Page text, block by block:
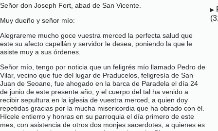
Señor don Joseph Fort, abad de San Vicente.
Muy dueño y señor mío:
Alegrareme mucho goce vuestra merced la perfecta salud que
este su afecto capellán y servidor le desea, poniendo la que le
asiste muy a sus órdenes.
Señor mío, tengo por noticia que un feligrés mío llamado Pedro de
Vilar, vecino que fue del lugar de Praducelos, feligresía de San
Juan de Seoane, fue ahogado en la barca de Paradela el día 24
de junio de este presente año, y el cuerpo del tal ha venido a
recibir sepultura en la iglesia de vuestra merced, a quien doy
repetidas gracias por la mucha misericordia que ha obrado con él.
Hícele entierro y honras en su parroquia el día primero de este
mes, con asistencia de otros dos monjes sacerdotes, a quienes es